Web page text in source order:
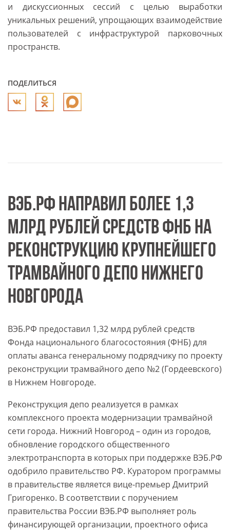
и дискуссионных сессий с целью выработки
уникальных решений, упрощающих взаимодействие
пользователей с инфраструктурой парковочных
пространств.
ПОДЕЛИТЬСЯ
ВЭБ.РФ НАПРАВИЛ БОЛЕЕ 1,3
МЛРД РУБЛЕЙ СРЕДСТВ ФНБ НА
РЕКОНСТРУКЦИЮ КРУПНЕЙШЕГО
ТРАМВАЙНОГО ДЕПО НИЖНЕГО
НОВГОРОДА
ВЭБ.РФ предоставил 1,32 млрд рублей средств
Фонда национального благосостояния (ФНБ) для
оплаты аванса генеральному подрядчику по проекту
реконструкции трамвайного депо №2 (Гордеевского)
в Нижнем Новгороде.
Реконструкция депо реализуется в рамках
комплексного проекта модернизации трамвайной
сети города. Нижний Новгород – один из городов,
обновление городского общественного
электротранспорта в которых при поддержке ВЭБ.РФ
одобрило правительство РФ. Куратором программы
в правительстве является вице-премьер Дмитрий
Григоренко. В соответствии с поручением
правительства России ВЭБ.РФ выполняет роль
финансирующей организации, проектного офиса